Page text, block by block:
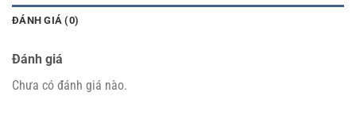
ĐÁNH GIÁ (0)
Đánh giá
Chưa có đánh giá nào.